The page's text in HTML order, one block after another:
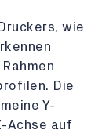
wie
Die
Y-
Achse auf